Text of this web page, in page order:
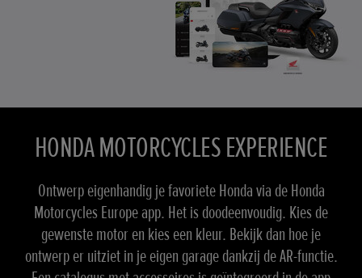
HONDA MOTORCYCLES EXPERIENCE
Ontwerp eigenhandig je favoriete Honda via de Honda
Motorcycles Europe app. Het is doodeenvoudig. Kies de
gewenste motor en kies een kleur. Bekijk dan hoe je
ontwerp er uitziet in je eigen garage dankzij de AR-functie.